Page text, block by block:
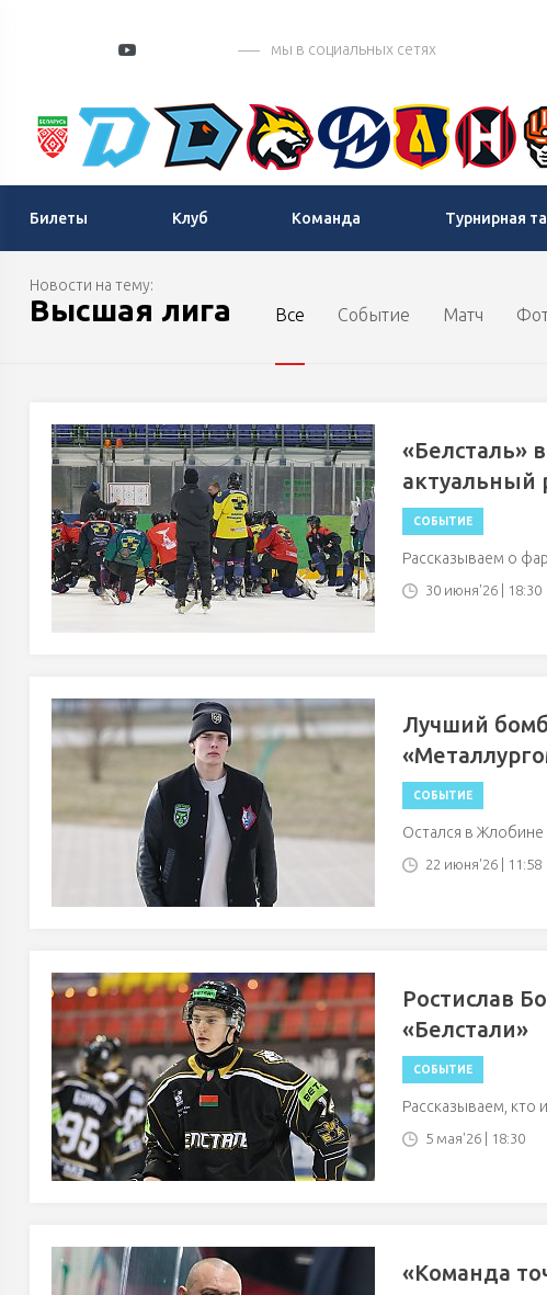
мы в социальных сетях
Билеты Клуб Команда Турнирная
Высшая лига
Новости на тему:
Все Событие Матч
«Белсталь»
актуальный
СОБЫТИЕ
Рассказываем о
30 июня'26 | 18:30
Лучший
СОБЫТИЕ
Остался в Жлобине
22 июня'26 | 11:58
Ростислав
«Белстали»
СОБЫТИЕ
Рассказываем, кто
5 мая'26 | 18:30
«Команда